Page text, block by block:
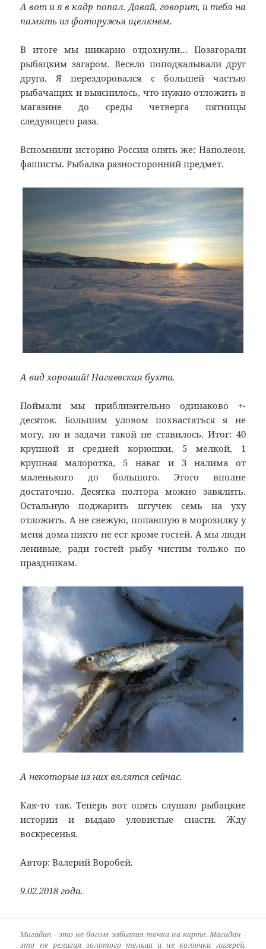
А вот и я в кадр попал. Давай, говорит, и тебя на
память из фоторужья щелкнем.
В итоге мы шикарно отдохнули… Позагорали
рыбацким загаром. Весело поподкалывали друг
друга. Я перездоровался с большей частью
рыбачащих и выяснилось, что нужно отложить в
магазине до среды четверга пятницы
следующего раза.
Вспомнили историю России опять же: Наполеон,
фашисты. Рыбалка разносторонний предмет.
А вид хороший! Нагаевская бухта.
Поймали мы приблизительно одинаково +-
десяток. Большим уловом похвастаться я не
могу, но и задачи такой не ставилось. Итог: 40
крупной и средней корюшки, 5 мелкой, 1
крупная малоротка, 5 наваг и 3 налима от
маленького до большого. Этого вполне
достаточно. Десятка полтора можно завялить.
Остальную поджарить штучек семь на уху
отложить. А не свежую, попавшую в морозилку у
меня дома никто не ест кроме гостей. А мы люди
ленивые, ради гостей рыбу чистим только по
праздникам.
А некоторые из них вялятся сейчас.
Как-то так. Теперь вот опять слушаю рыбацкие
истории и выдаю уловистые снасти. Жду
воскресенья.
Автор: Валерий Воробей.
9.02.2018 года.
Магадан - это не богом забытая точка на карте. Магадан -
это не религия золотого тельца и не колючки лагерей.